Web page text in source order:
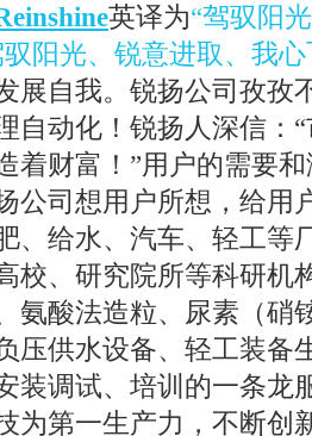
英译为“驾驭阳
驭阳光、锐意进取、我心
展自我。锐扬公司孜孜
自动化！锐扬人深信：
着财富！”用户的需要
公司想用户所想，给用
、给水、汽车、轻工等
校、研究院所等科研机
氨酸法造粒、尿素（硝
压供水设备、轻工装备
装调试、培训的一条龙
为第一生产力，不断创